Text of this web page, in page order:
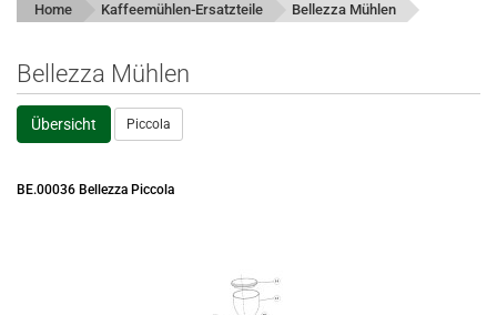
Home Kaffeemühlen-Ersatzteile Bellezza Mühlen
Bellezza Mühlen
Übersicht Piccola
BE.00036 Bellezza Piccola